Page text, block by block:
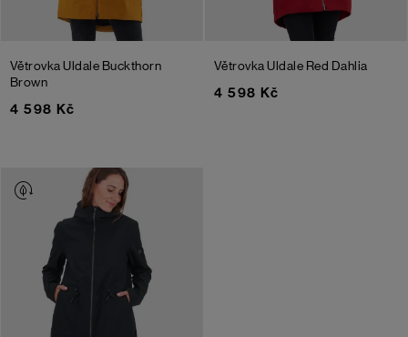
Větrovka Uldale Buckthorn
Brown
4 598 Kč
Větrovka Uldale Red Dahlia
4 598 Kč